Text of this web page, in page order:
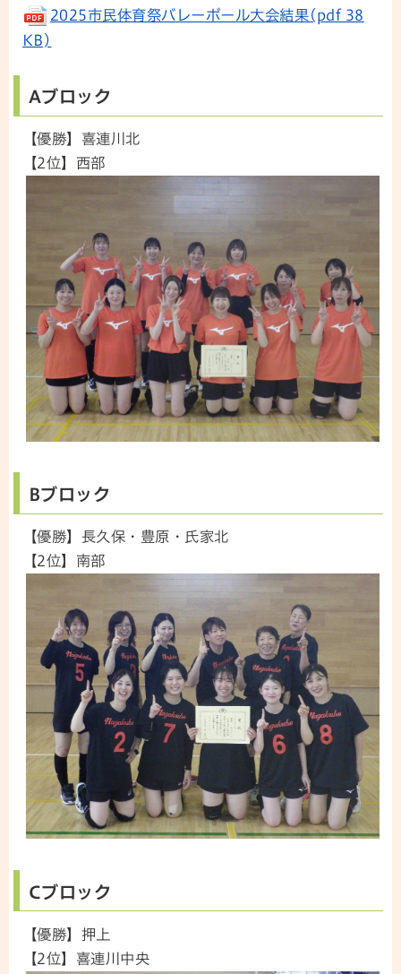
2025市民体育祭バレーボール大会結果(pdf 38
KB)
Aブロック
【優勝】喜連川北
【2位】西部
Bブロック
【優勝】長久保・豊原・氏家北
【2位】南部
Cブロック
【優勝】押上
【2位】喜連川中央